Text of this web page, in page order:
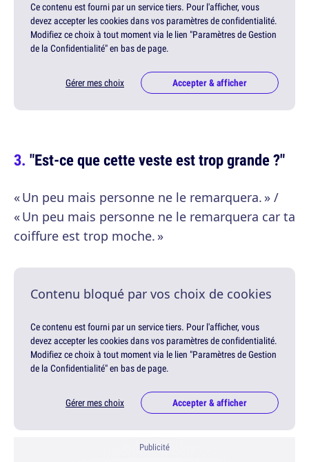
Ce contenu est fourni par un service tiers. Pour l'afficher, vous
devez accepter les cookies dans vos paramètres de confidentialité.
Modifiez ce choix à tout moment via le lien "Paramètres de Gestion
de la Confidentialité" en bas de page.
Gérer mes choix Accepter & afficher
"Est-ce que cette veste est trop grande ?"
« Un peu mais personne ne le remarquera. » /
« Un peu mais personne ne le remarquera car ta
coiffure est trop moche. »
Contenu bloqué par vos choix de cookies
Ce contenu est fourni par un service tiers. Pour l'afficher, vous
devez accepter les cookies dans vos paramètres de confidentialité.
Modifiez ce choix à tout moment via le lien "Paramètres de Gestion
de la Confidentialité" en bas de page.
Gérer mes choix Accepter & afficher
Publicité